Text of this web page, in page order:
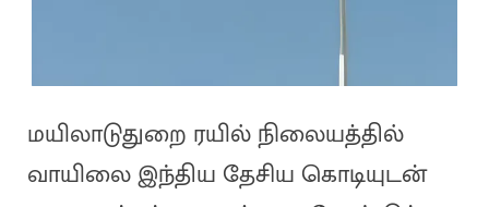
மயிலாடுதுறை ரயில் நிலையத்தில்
வாயிலை இந்திய தேசிய கொடியுடன்